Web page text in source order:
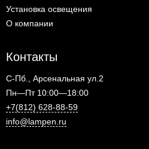
Установка освещения
О компании
Контакты
С-Пб., Арсенальная ул.2
Пн—Пт 10:00—18:00
+7(812) 628-88-59
info@lampen.ru